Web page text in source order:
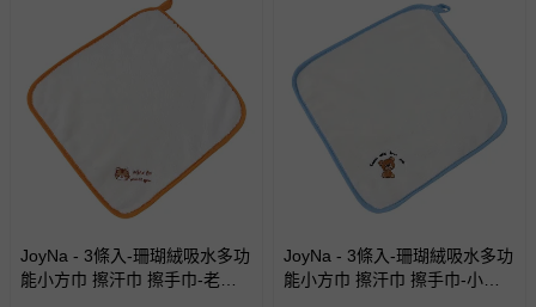
JoyNa - 3條入-珊瑚絨吸水多功
能小方巾 擦汗巾 擦手巾-老虎
JoyNa - 3條入-珊瑚絨吸水多功
能小方巾 擦汗巾 擦手巾-小熊